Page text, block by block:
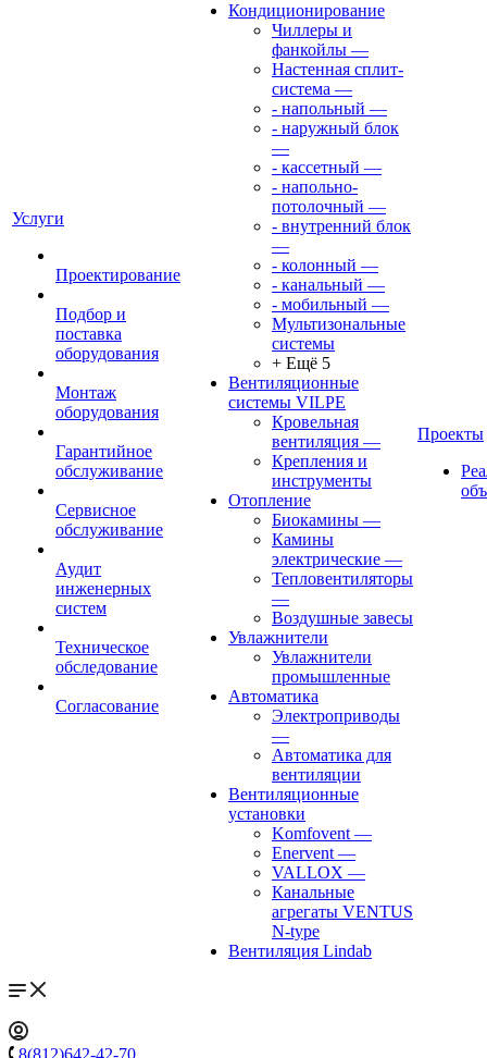
Услуги
Проектирование
Подбор и
поставка
оборудования
Монтаж
оборудования
Гарантийное
обслуживание
Сервисное
обслуживание
Аудит
инженерных
систем
Техническое
обследование
Согласование
Кондиционирование
Чиллеры и
фанкойлы —
Настенная сплит-
система —
- напольный —
- наружный блок
—
- кассетный —
- напольно-
потолочный —
- внутренний блок
—
- колонный —
- канальный —
- мобильный —
Мультизональные
системы
+ Ещё 5
Вентиляционные
системы VILPE
Кровельная
вентиляция —
Крепления и
инструменты
Отопление
Биокамины —
Камины
электрические —
Тепловентиляторы
—
Воздушные завесы
Увлажнители
Увлажнители
промышленные
Автоматика
Электроприводы
—
Автоматика для
вентиляции
Вентиляционные
установки
Komfovent —
Enervent —
VALLOX —
Канальные
агрегаты VENTUS
N-type
Вентиляция Lindab
Проекты
8(812)642-42-70